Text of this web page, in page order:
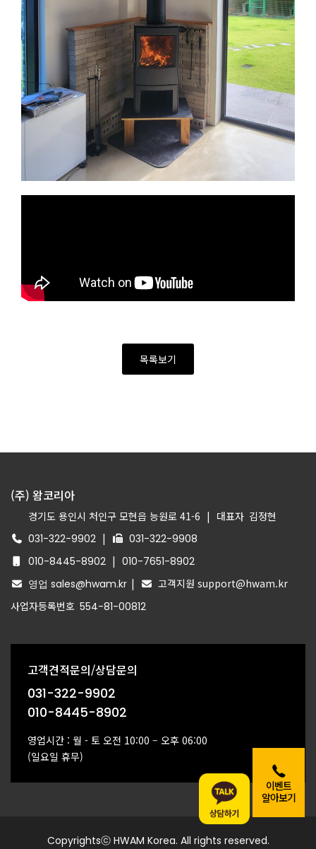
이벤트
알아보기
목록보기
(주) 왐코리아
경기도 용인시 처인구 모현읍 능원로 41-6 | 대표자 김정현
031-322-9902 |
031-322-9908
010-8445-8902 | 010-7651-8902
영업 sales@hwam.kr |
고객지원 support@hwam.kr
사업자등록번호 554-81-00812
고객견적문의/상담문의
031-322-9902
010-8445-8902
영업시간 : 월 - 토 오전 10:00 – 오후 06:00
(일요일 휴무)
Copyrightsⓒ HWAM Korea. All rights reserved.